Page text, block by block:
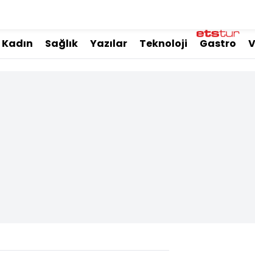
Kadın Sağlık Yazılar Teknoloji Gastro